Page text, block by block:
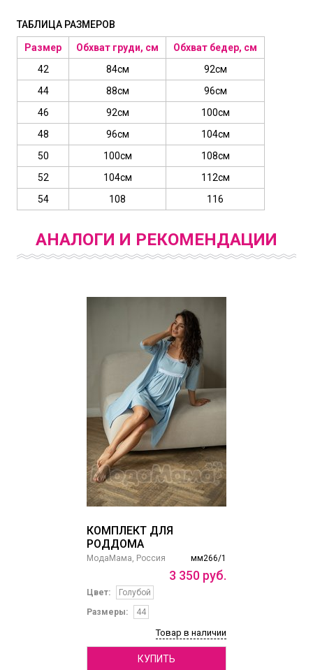
ТАБЛИЦА РАЗМЕРОВ
Размер Обхват груди, см
Обхват бедер, см
42
84см
92см
44
88см
96см
46
92см
100см
48
96см
104см
50
100см
108см
52
104см
112см
54
108 116
АНАЛОГИ И РЕКОМЕНДАЦИИ
КОМПЛЕКТ ДЛЯ
РОДДОМА
мм266/1
МодаМама, Россия
3 350 руб.
Цвет:
Голубой
Размеры:
44
Товар в наличии
КУПИТЬ